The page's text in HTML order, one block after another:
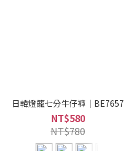
日韓燈籠七分牛仔褲｜BE7657
NT$580
NT$780